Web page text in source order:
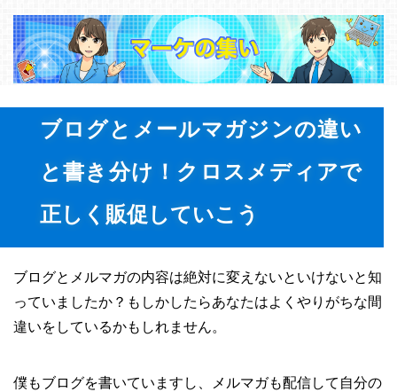
ブログとメールマガジンの違い
と書き分け！クロスメディアで
正しく販促していこう
ブログとメルマガの内容は絶対に変えないといけないと知
っていましたか？もしかしたらあなたはよくやりがちな間
違いをしているかもしれません。
僕もブログを書いていますし、メルマガも配信して自分の